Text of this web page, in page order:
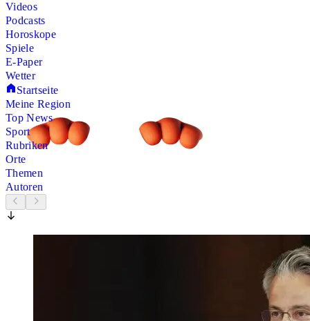
Videos
Podcasts
Horoskope
Spiele
E-Paper
Wetter
Startseite
Meine Region
Top News
Sport
Rubriken
Orte
Themen
Autoren